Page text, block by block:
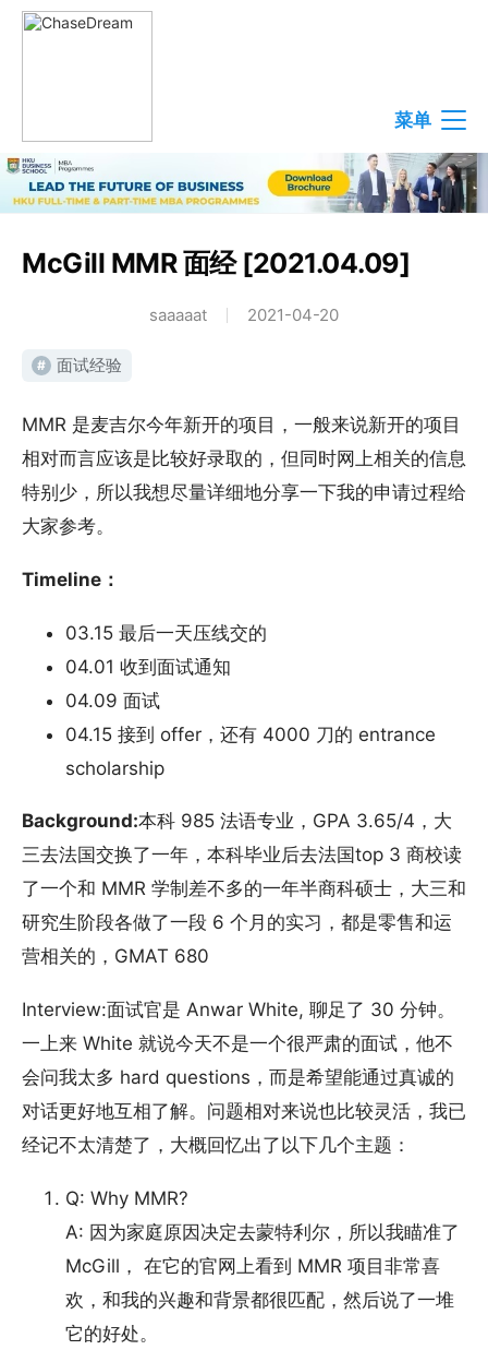
菜单
McGill MMR 面经 [2021.04.09]
saaaaat 2021-04-20
# 面试经验
MMR 是麦吉尔今年新开的项目，一般来说新开的项目
相对而言应该是比较好录取的，但同时网上相关的信息
特别少，所以我想尽量详细地分享一下我的申请过程给
大家参考。
Timeline：
03.15 最后一天压线交的
04.01 收到面试通知
04.09 面试
04.15 接到 offer，还有 4000 刀的 entrance
scholarship
Background:本科 985 法语专业，GPA 3.65/4，大
三去法国交换了一年，本科毕业后去法国top 3 商校读
了一个和 MMR 学制差不多的一年半商科硕士，大三和
研究生阶段各做了一段 6 个月的实习，都是零售和运
营相关的，GMAT 680
Interview:面试官是 Anwar White, 聊足了 30 分钟。
一上来 White 就说今天不是一个很严肃的面试，他不
会问我太多 hard questions，而是希望能通过真诚的
对话更好地互相了解。问题相对来说也比较灵活，我已
经记不太清楚了，大概回忆出了以下几个主题：
Q: Why MMR?
A: 因为家庭原因决定去蒙特利尔，所以我瞄准了
McGill， 在它的官网上看到 MMR 项目非常喜
欢，和我的兴趣和背景都很匹配，然后说了一堆
它的好处。